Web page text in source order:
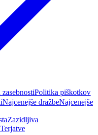
Politika piškotkov
Najcenejše dražbeNajcenejše
Zazidljiva
Terjatve